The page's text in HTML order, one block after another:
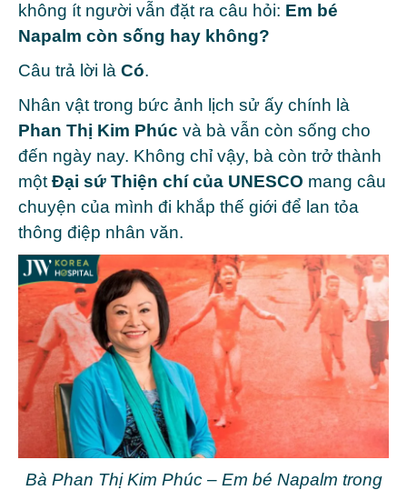
không ít người vẫn đặt ra câu hỏi: Em bé
Napalm còn sống hay không?
Câu trả lời là Có.
Nhân vật trong bức ảnh lịch sử ấy chính là
Phan Thị Kim Phúc và bà vẫn còn sống cho
đến ngày nay. Không chỉ vậy, bà còn trở thành
mộtĐại sứ Thiện chí của UNESCO mang câu
chuyện của mình đi khắp thế giới để lan tỏa
thông điệp nhân văn.
Bà Phan Thị Kim Phúc – Em bé Napalm trong